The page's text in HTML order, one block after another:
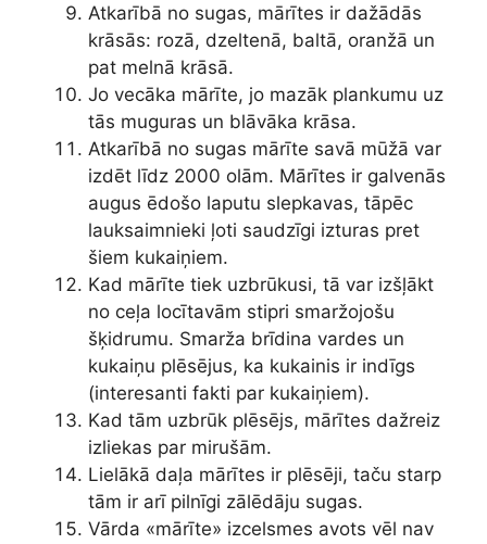
Atkarībā no sugas, mārītes ir dažādās
krāsās: rozā, dzeltenā, baltā, oranžā un
pat melnā krāsā.
Jo vecāka mārīte, jo mazāk plankumu uz
tās muguras un blāvāka krāsa.
Atkarībā no sugas mārīte savā mūžā var
izdēt līdz 2000 olām. Mārītes ir galvenās
augus ēdošo laputu slepkavas, tāpēc
lauksaimnieki ļoti saudzīgi izturas pret
šiem kukaiņiem.
Kad mārīte tiek uzbrūkusi, tā var izšļākt
no ceļa locītavām stipri smaržojošu
šķidrumu. Smarža brīdina vardes un
kukaiņu plēsējus, ka kukainis ir indīgs
(interesanti fakti par kukaiņiem).
Kad tām uzbrūk plēsējs, mārītes dažreiz
izliekas par mirušām.
Lielākā daļa mārītes ir plēsēji, taču starp
tām ir arī pilnīgi zālēdāju sugas.
Vārda «mārīte» izcelsmes avots vēl nav